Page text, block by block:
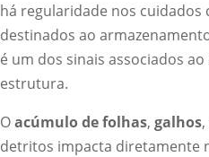
há regularidade nos cuidados
destinados ao
é um dos sinais associados
estrutura.
Oacúmulo de folhas, galhos,
detritos impacta diretamente